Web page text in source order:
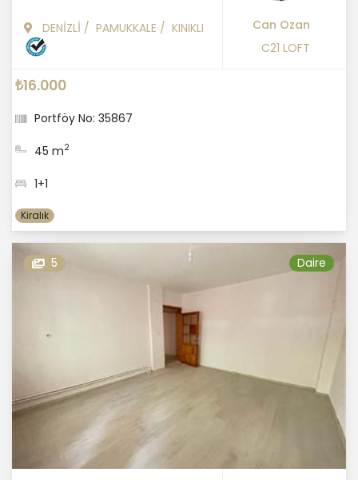
DENİZLİ / PAMUKKALE / KINIKLI
Can Ozan
C21 LOFT
₺16.000
Portföy No: 35867
45 m2
1+1
Kiralık
5 Daire